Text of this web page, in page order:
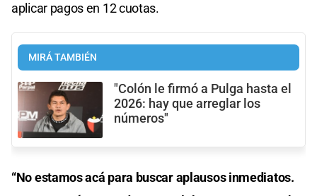
aplicar pagos en 12 cuotas.
MIRÁ TAMBIÉN
"Colón le firmó a Pulga hasta el
2026: hay que arreglar los
números"
“No estamos acá para buscar aplausos inmediatos.